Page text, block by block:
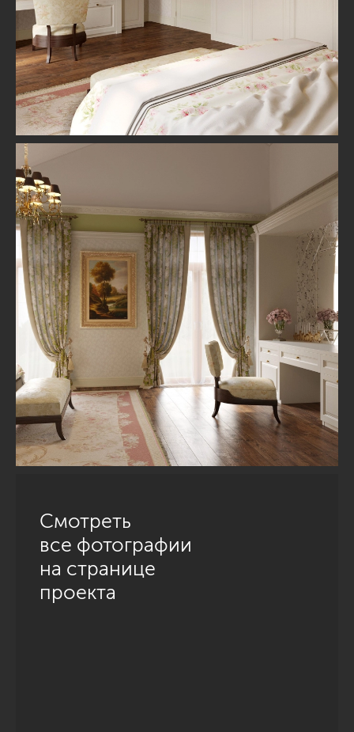
Смотреть
все фотографии
на странице
проекта